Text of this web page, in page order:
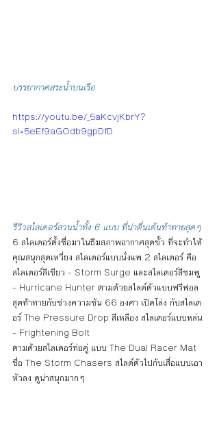
บรรยากาศสระน้ำบนเรือ
https://youtu.be/_5aKcvjKbrY?
si=5eEf9aGOdb9gpDfD
รีวิวสไลเดอร์สวนน้ำทั้ง 6 แบบ ที่น่าตื่นเต้นท้าทายสุดๆ
6 สไลเดอร์ตั้งชื่อมาในธีมสภาพอากาศสุดขั้ว ที่จะทำให้
คุณสนุกสุดเหวี่ยง สไลเดอร์แบบนั่งแพ 2 สไลเดอร์ คือ
สไลเดอร์สีเขียว - Storm Surge และสไลเดอร์สีชมพู
- Hurricane Hunter ตามด้วยสไลด์ตัวแบบฟรีฟอล
สุดท้าทายกับช่วงความชัน 66 องศา เปิดโล่ง กับสไลเด
อร์ The Pressure Drop สีเหลือง สไลเดอร์แบบหล่น
- Frightening Bolt
ตามด้วยสไลเดอร์ท่อคู่ แบบ The Dual Racer Mat
ชื่อ The Storm Chasers สไลด์ตัวไปกับเสื่อแบบเอา
หัวลง ดูน่าสนุกมากๆ